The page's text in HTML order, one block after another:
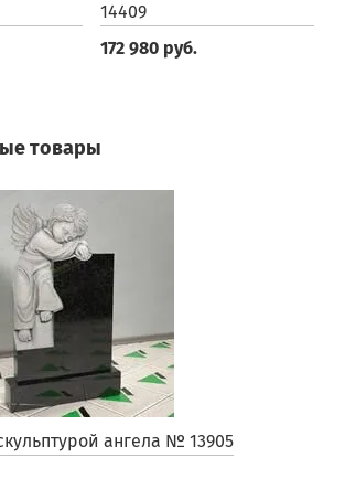
14409
172 980 руб.
товары
ангела № 13905